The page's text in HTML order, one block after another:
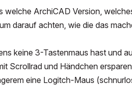
welche ArchiCAD Version,
darauf achten, wie die das
keine 3-Tastenmaus hast und
Scrollrad und Händchen
eine Logitch-Maus